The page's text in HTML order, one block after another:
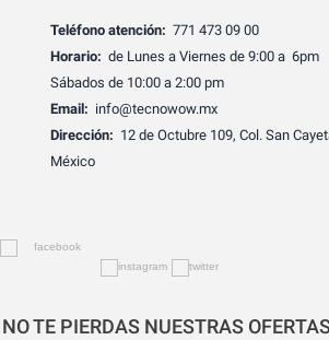
Teléfono atención: 771 473 09 00
Horario: de Lunes a Viernes de 9:00 a 6pm
Sábados de 10:00 a 2:00 pm
Email: info@tecnowow.mx
Dirección: 12 de Octubre 109, Col. San
México
NO TE PIERDAS NUESTRAS